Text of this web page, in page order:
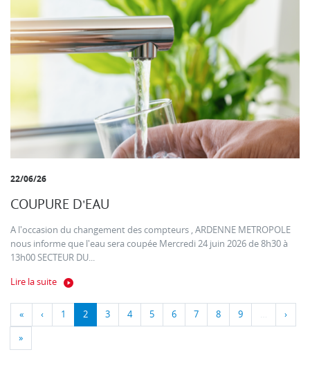
22/06/26
COUPURE D'EAU
A l'occasion du changement des compteurs , ARDENNE METROPOLE
nous informe que l'eau sera coupée Mercredi 24 juin 2026 de 8h30 à
13h00 SECTEUR DU...
Lire la suite
« ‹ 1 2 3 4 5 6 7 8 9 … ›
»